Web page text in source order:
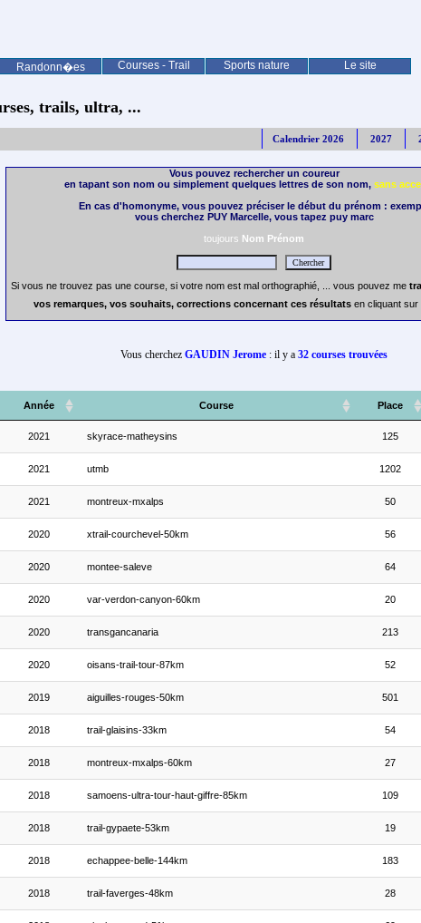
Randonn�es Courses - Trail Sports nature Le site
trails, ultra, ...
Calendrier 2026 2027
Vous pouvez rechercher un coureur
en tapant son nom ou simplement quelques lettres de son nom, sans
En cas d'homonyme, vous pouvez préciser le début du prénom :
vous cherchez PUY Marcelle, vous tapez puy marc
toujours Nom Prénom
Si vous ne trouvez pas une course, si votre nom est mal orthographié, ... vous pouvez me
vos remarques, vos souhaits, corrections concernant ces résultats en cliquant sur
Vous cherchez GAUDIN Jerome : il y a 32 courses trouvées
Année Course Place
2021 skyrace-matheysins 125
2021 utmb 1202
2021 montreux-mxalps 50
2020 xtrail-courchevel-50km 56
2020 montee-saleve 64
2020 var-verdon-canyon-60km 20
2020 transgancanaria 213
2020 oisans-trail-tour-87km 52
2019 aiguilles-rouges-50km 501
2018 trail-glaisins-33km 54
2018 montreux-mxalps-60km 27
2018 samoens-ultra-tour-haut-giffre-85km 109
2018 trail-gypaete-53km 19
2018 echappee-belle-144km 183
2018 trail-faverges-48km 28